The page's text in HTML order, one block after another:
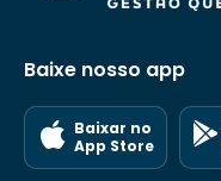
Baixe nosso app
Baixar no
App Store